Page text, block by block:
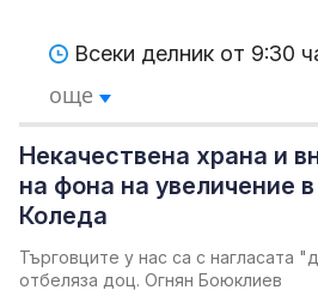
Всеки делник от 9:30
още
Некачествена храна и
на фона на увеличение
Коледа
Търговците у нас са с нагласата
отбеляза доц. Огнян Боюклиев